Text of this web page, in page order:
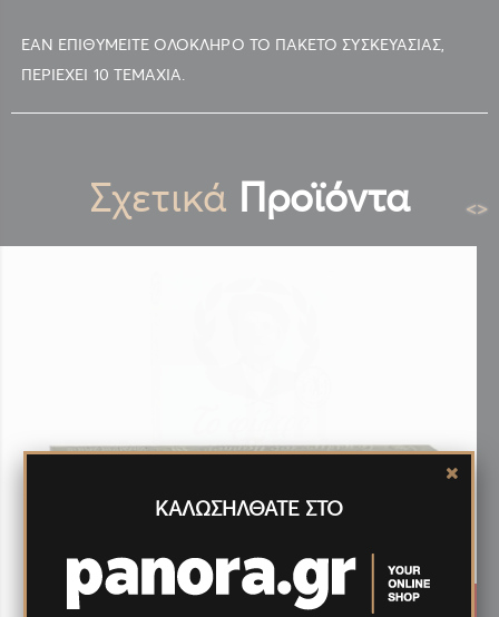
ΕΑΝ ΕΠΙΘΥΜΕΙΤΕ ΟΛΟΚΛΗΡΟ ΤΟ ΠΑΚΕΤΟ ΣΥΣΚΕΥΑΣΙΑΣ,
ΠΕΡΙΕΧΕΙ 10 ΤΕΜΑΧΙΑ.
Σχετικά Προϊόντα <>
ΚΑΛΩΣΗΛΘΑΤΕ ΣΤΟ